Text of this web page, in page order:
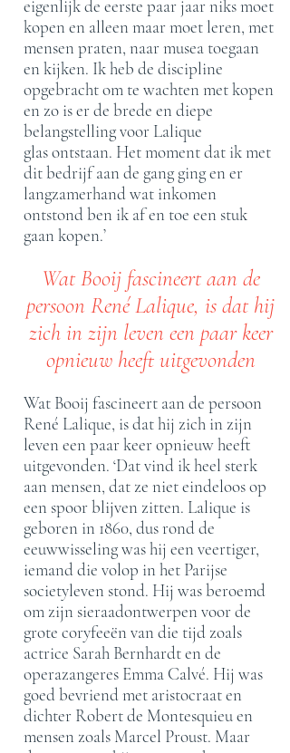
eigenlijk de eerste paar jaar niks moet
kopen en alleen maar moet leren, met
mensen praten, naar musea toegaan
en kijken. Ik heb de discipline
opgebracht om te wachten met kopen
en zo is er de brede en diepe
belangstelling voor Lalique
glasontstaan. Het moment dat ik met
dit bedrijf aan de gang ging en er
langzamerhand wat inkomen
ontstond ben ik af en toe een stuk
gaan kopen.’
Wat Booij fascineert aan de
persoon René Lalique, is dat hij
zich in zijn leven een paar keer
opnieuw heeft uitgevonden
Wat Booij fascineert aan de persoon
René Lalique, is dat hij zich in zijn
leven een paar keer opnieuw heeft
uitgevonden. ‘Dat vind ik heel sterk
aan mensen, dat ze niet eindeloos op
een spoor blijven zitten. Lalique is
geboren in 1860, dus rond de
eeuwwisseling was hij een veertiger,
iemand die volop in het Parijse
societyleven stond. Hij was beroemd
om zijn sieraadontwerpen voor de
grote coryfeeën van die tijd zoals
actrice Sarah Bernhardt en de
operazangeres Emma Calvé. Hij was
goed bevriend met aristocraat en
dichter Robert de Montesquieu en
mensen zoals Marcel Proust. Maar